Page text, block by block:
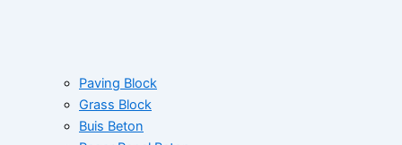
Paving Block
Grass Block
Buis Beton